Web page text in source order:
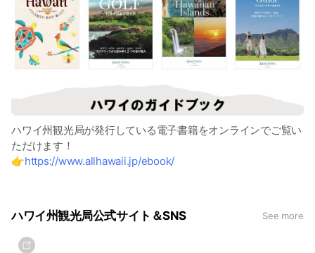
ハワイ州観光局が発行している電子書籍をオンラインでご覧い
ただけます！
👉https://www.allhawaii.jp/ebook/
ハワイ州観光局公式サイト＆SNS See more